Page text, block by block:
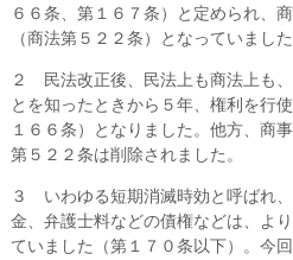
６６条、第１６７条）と定められ、
（商法第５２２条）となっていました
２ 民法改正後、民法上も商法上も
とを知ったときから５年、権利を行
１６６条）となりました。他方、商
第５２２条は削除されました。
３ いわゆる短期消滅時効と呼ばれ
金、弁護士料などの債権などは、よ
ていました（第１７０条以下）。今